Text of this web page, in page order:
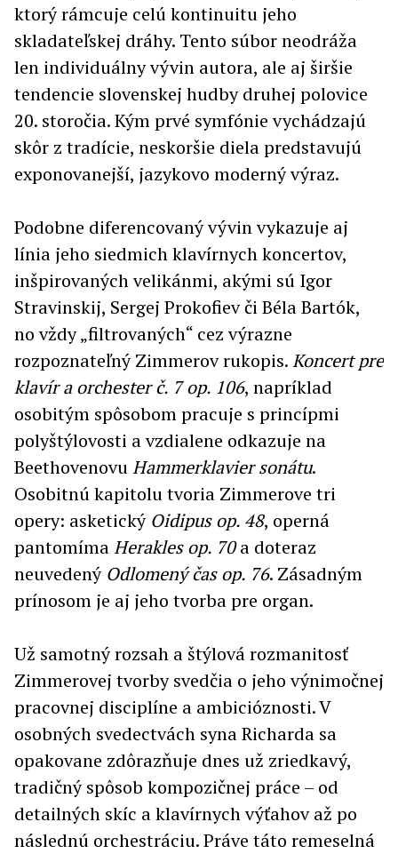
ktorý rámcuje celú kontinuitu jeho
skladateľskej dráhy. Tento súbor neodráža
len individuálny vývin autora, ale aj širšie
tendencie slovenskej hudby druhej polovice
20. storočia. Kým prvé symfónie vychádzajú
skôr z tradície, neskoršie diela predstavujú
exponovanejší, jazykovo moderný výraz.
Podobne diferencovaný vývin vykazuje aj
línia jeho siedmich klavírnych koncertov,
inšpirovaných velikánmi, akými sú Igor
Stravinskij, Sergej Prokofiev či Béla Bartók,
no vždy „filtrovaných“ cez výrazne
rozpoznateľný Zimmerov rukopis.Koncert pre
klavír a orchester č. 7 op. 106, napríklad
osobitým spôsobom pracuje s princípmi
polyštýlovosti a vzdialene odkazuje na
BeethovenovuHammerklavier sonátu.
Osobitnú kapitolu tvoria Zimmerove tri
opery: asketický Oidipus op. 48, operná
pantomímaHerakles op. 70a doteraz
neuvedený Odlomený čas op. 76. Zásadným
prínosom je aj jeho tvorba pre organ.
Už samotný rozsah a štýlová rozmanitosť
Zimmerovej tvorby svedčia o jeho výnimočnej
pracovnej disciplíne a ambicióznosti. V
osobných svedectvách syna Richarda sa
opakovane zdôrazňuje dnes už zriedkavý,
tradičný spôsob kompozičnej práce – od
detailných skíc a klavírnych výťahov až po
následnú orchestráciu. Práve táto remeselná